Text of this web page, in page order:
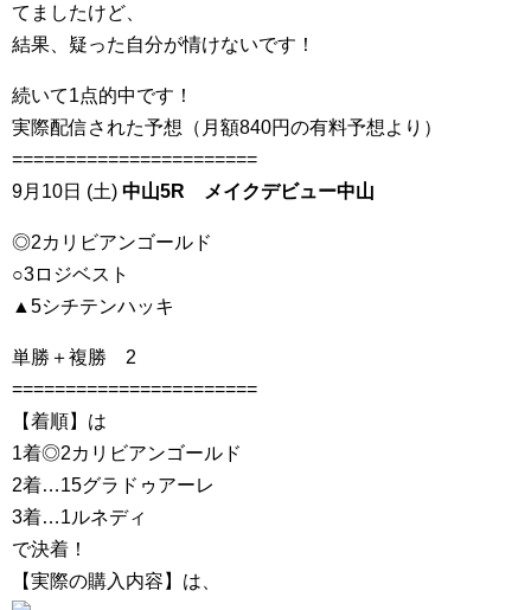
てましたけど、
結果、疑った自分が情けないです！
続いて1点的中です！
実際配信された予想（月額840円の有料予想より）
=======================
9月10日 (土) 中山5R メイクデビュー中山
◎2カリビアンゴールド
○3ロジベスト
▲5シチテンハッキ
単勝＋複勝 2
=======================
【着順】は
1着◎2カリビアンゴールド
2着…15グラドゥアーレ
3着…1ルネディ
で決着！
【実際の購入内容】は、